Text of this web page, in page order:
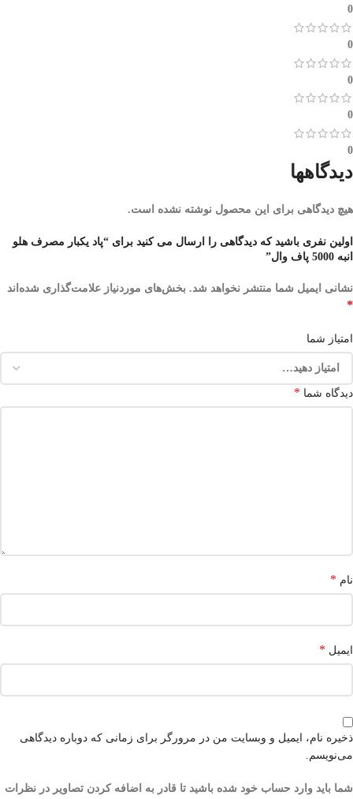
0
0
0
0
0
دیدگاهها
هیچ دیدگاهی برای این محصول نوشته نشده است.
اولین نفری باشید که دیدگاهی را ارسال می کنید برای “پاد یکبار مصرف هلو
انبه 5000 پاف وال”
نشانی ایمیل شما منتشر نخواهد شد. بخش‌های موردنیاز علامت‌گذاری شده‌اند
*
امتیاز شما
دیدگاه شما *
نام *
ایمیل *
ذخیره نام، ایمیل و وبسایت من در مرورگر برای زمانی که دوباره دیدگاهی
می‌نویسم.
شما باید وارد حساب خود شده باشید تا قادر به اضافه کردن تصاویر در نظرات